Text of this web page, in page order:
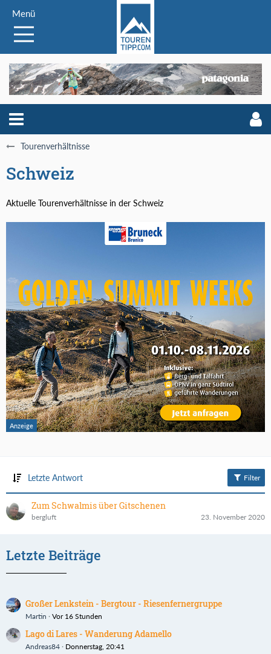
Menü
Tourenverhältnisse
Schweiz
Aktuelle Tourenverhältnisse in der Schweiz
Letzte Antwort Filter
Zum Schwalmis über Gitschenen
bergluft 23. November 2020
Letzte Beiträge
Großer Lenkstein - Bergtour - Riesenfernergruppe
Martin Vor 16 Stunden
Lago di Lares - Wanderung Adamello
Andreas84 Donnerstag, 20:41